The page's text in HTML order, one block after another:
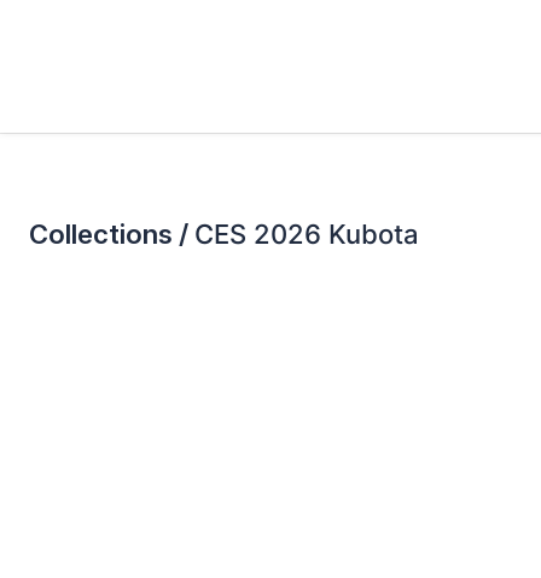
Collections / CES 2026 Kubota